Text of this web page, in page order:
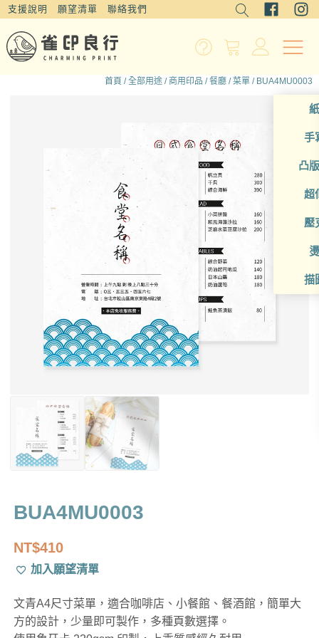
支援說明 願望清單 聯絡我們
手
凸
超
壓
描
首頁 /全部用途 / 商用印品 /餐廳 /菜單 / BUA4MU0003
BUA4MU0003
NT$410
加入願望清單
文青A4尺寸菜單，適合咖啡店、小餐館、餐酒館，簡單大
方的設計，少量即可製作，多種頁數選擇。